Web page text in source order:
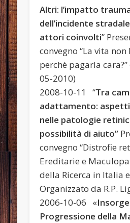
Altri: l’impatto
dell’incidente
attori coinvolti”
convegno “La vita non
perchè pagarla cara?”
05-2010)
2008-10-11 “Tra
adattamento:
nelle patologie
possibilità di aiuto”
convegno “Distrofie
Ereditarie e
della Ricerca in Italia e
Organizzato da R.P.
2006-10-06 «
Progressione della